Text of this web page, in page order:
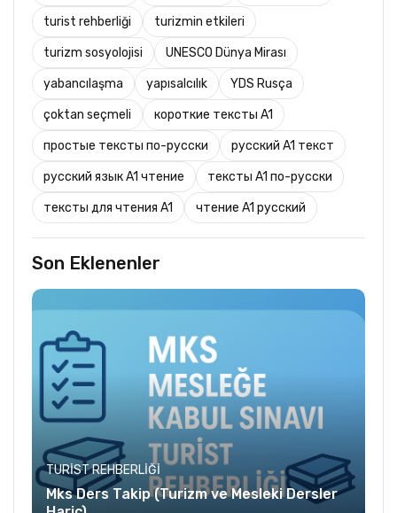
turist rehberliği turizmin etkileri
turizm sosyolojisi UNESCO Dünya Mirası
yabancılaşma yapısalcılık YDS Rusça
çoktan seçmeli короткие тексты A1
простые тексты по-русски русский A1 текст
русский язык A1 чтение тексты A1 по-русски
тексты для чтения A1 чтение A1 русский
Son Eklenenler
TURIST REHBERLIĞI
Mks Ders Takip (Turizm ve Mesleki Dersler